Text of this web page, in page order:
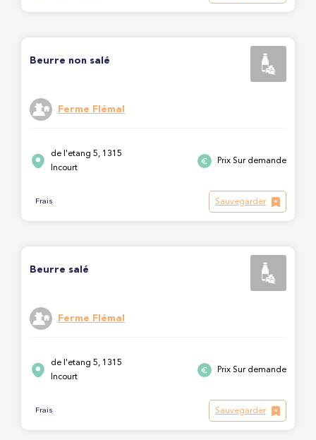
Beurre non salé
Ferme Flémal
de l'etang 5, 1315
Incourt
Prix Sur demande
Frais Sauvegarder
Beurre salé
Ferme Flémal
de l'etang 5, 1315
Incourt
Prix Sur demande
Frais Sauvegarder